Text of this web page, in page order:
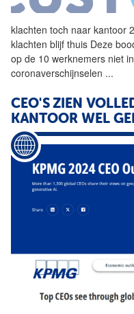
klachten toch naar kantoor
klachten blijf thuis Deze
op de 10 werknemers niet
coronaverschijnselen ...
CEO'S ZIEN
KANTOOR WEL